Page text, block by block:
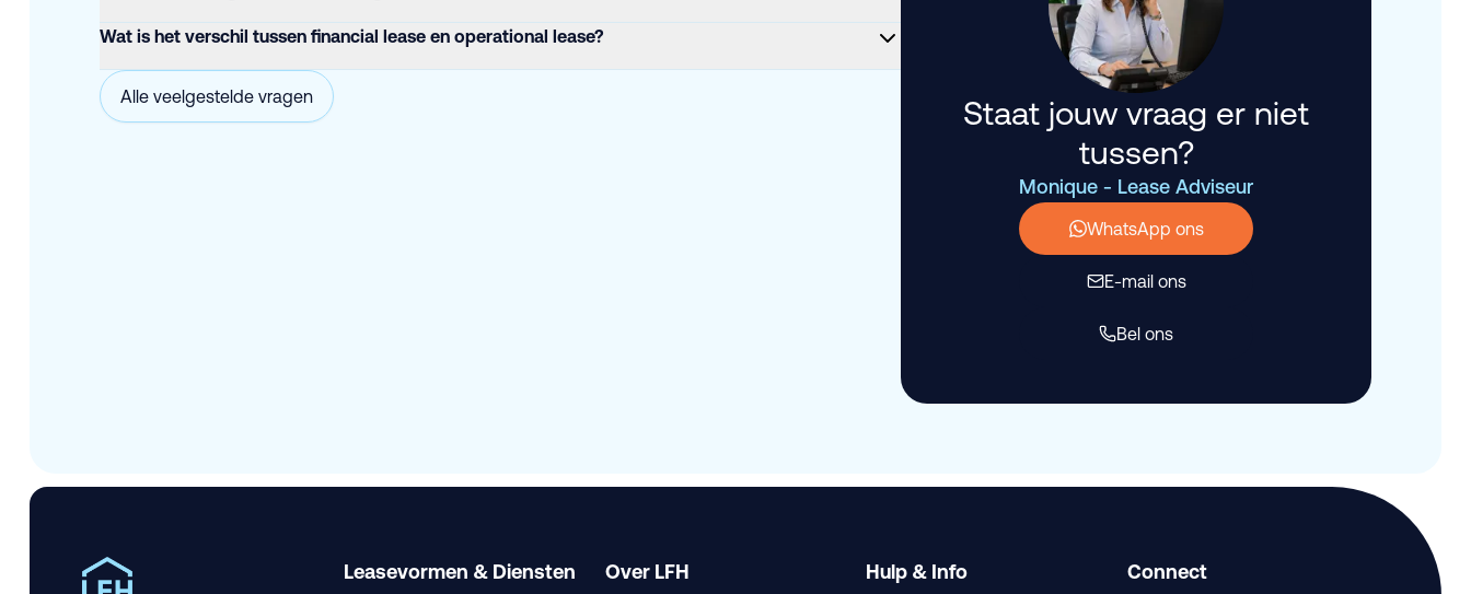
Wat is het verschil tussen financial lease en operational lease?
Alle veelgestelde vragen
Staat jouw vraag er niet
tussen?
Monique - Lease Adviseur
WhatsApp ons
E-mail ons
Bel ons
Leasevormen & Diensten Over LFH Hulp & Info Connect